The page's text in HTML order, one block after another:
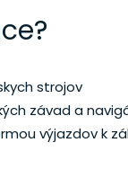
strojov
závad a
výjazdov k